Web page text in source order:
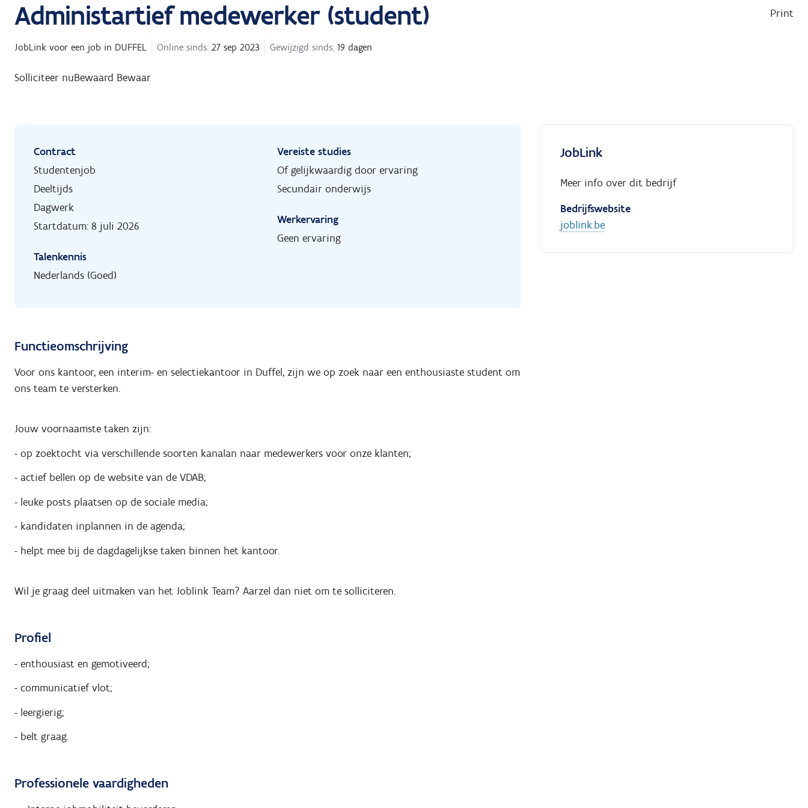
Administartief medewerker (student) Print
JobLink voor een job in DUFFEL Online sinds: 27 sep 2023 Gewijzigd sinds: 19 dagen
Solliciteer nuBewaard Bewaar
Contract
Studentenjob
Deeltijds
Dagwerk
Startdatum: 8 juli 2026
Talenkennis
Nederlands (Goed)
Vereiste studies
Of gelijkwaardig door ervaring
Secundair onderwijs
Werkervaring
Geen ervaring
Functieomschrijving
Voor ons kantoor, een interim- en selectiekantoor in Duffel, zijn we op zoek naar een enthousiaste student om
ons team te versterken.
Jouw voornaamste taken zijn:
- op zoektocht via verschillende soorten kanalan naar medewerkers voor onze klanten;
- actief bellen op de website van de VDAB;
- leuke posts plaatsen op de sociale media;
- kandidaten inplannen in de agenda;
- helpt mee bij de dagdagelijkse taken binnen het kantoor.
Wil je graag deel uitmaken van het Joblink Team? Aarzel dan niet om te solliciteren.
Profiel
- enthousiast en gemotiveerd;
- communicatief vlot;
- leergierig;
- belt graag.
Professionele vaardigheden
JobLink
Meer info over dit bedrijf
Bedrijfswebsite
joblink.be